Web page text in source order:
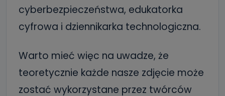
cyberbezpieczeństwa, edukatorka
cyfrowa i dziennikarka technologiczna.
Warto mieć więc na uwadze, że
teoretycznie każde nasze zdjęcie może
zostać wykorzystane przez twórców